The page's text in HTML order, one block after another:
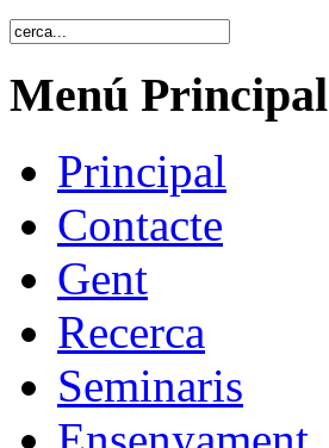
Menú Principal
Principal
Contacte
Gent
Recerca
Seminaris